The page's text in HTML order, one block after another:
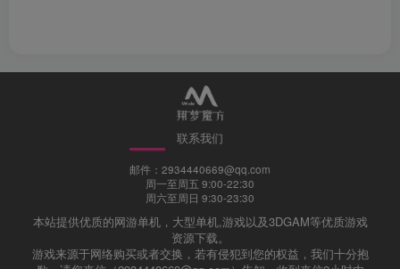
联系我们
邮件：2934440669@qq.com
周一至周五 9:00-22:30
周六至周日 9:30-23:30
本站提供优质的网游单机，大型单机,游戏以及3DGAM等优质游戏
资源下载。
游戏来源于网络购买或者交换，若有侵犯到您的权益，我们十分抱